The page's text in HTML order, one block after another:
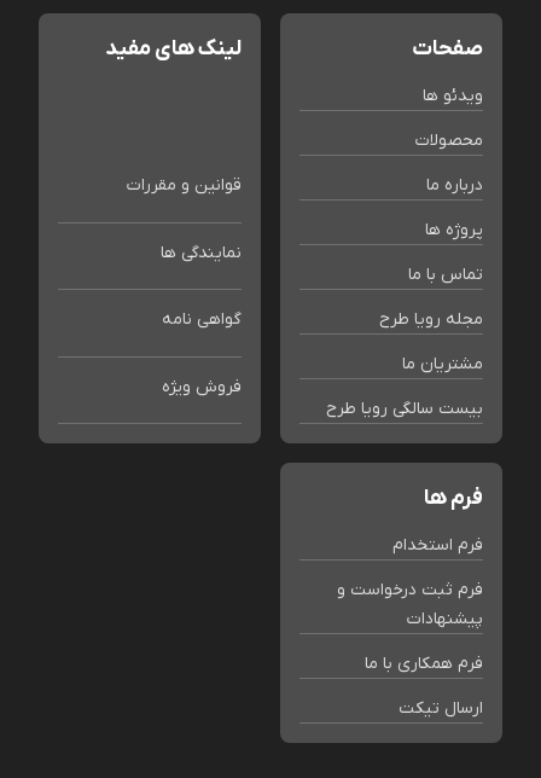
صفحات
ویدئو ها
محصولات
درباره ما
پروژه ها
تماس با ما
مجله رویا طرح
مشتریان ما
بیست سالگی رویا طرح
لینک های مفید
قوانین و مقررات
نمایندگی ها
گواهی نامه
فروش ویژه
فرم ها
فرم استخدام
فرم ثبت درخواست و
پیشنهادات
فرم همکاری با ما
ارسال تیکت